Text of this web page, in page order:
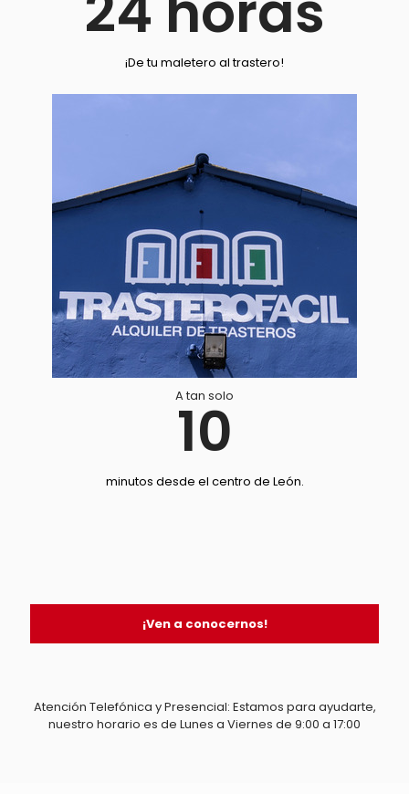
¡De tu maletero al trastero!
A tan solo
10
minutos desde el centro de León.
¡Ven a conocernos!
Atención Telefónica y Presencial: Estamos para ayudarte,
nuestro horario es de Lunes a Viernes de 9:00 a 17:00